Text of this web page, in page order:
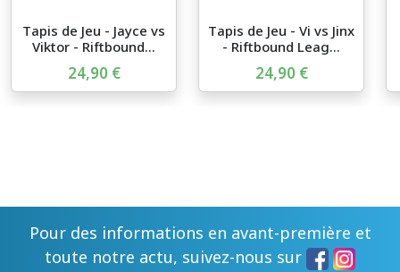
Tapis de Jeu - Jayce vs
Viktor - Riftbound...
24,90 €
Tapis de Jeu - Vi vs Jinx
- Riftbound Leag...
24,90 €
Pour des informations en avant-première et
toute notre actu, suivez-nous sur